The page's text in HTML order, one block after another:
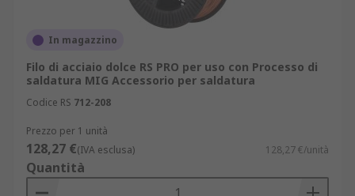
In magazzino
Filo di acciaio dolce RS PRO per uso con Processo di
saldatura MIG Accessorio per saldatura
Codice RS 712-208
Prezzo per 1 unità
128,27 €(IVA esclusa) 128,27 €/unità
Quantità